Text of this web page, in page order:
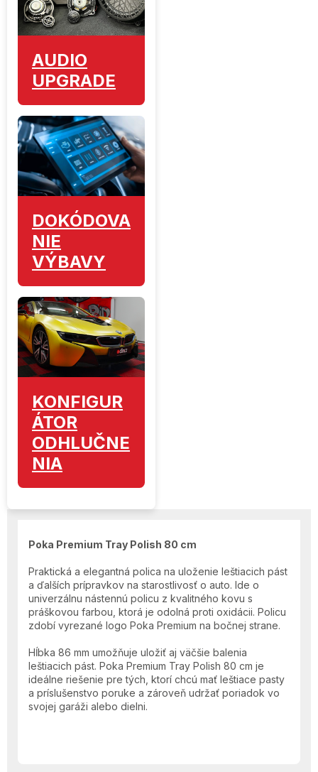
AUDIO
UPGRADE
DOKÓDOVA
NIE
VÝBAVY
KONFIGUR
ÁTOR
ODHLUČNE
NIA
Poka Premium Tray Polish 80 cm
Praktická a elegantná polica na uloženie leštiacich pást
a ďalších prípravkov na starostlivosť o auto. Ide o
univerzálnu nástennú policu z kvalitného kovu s
práškovou farbou, ktorá je odolná proti oxidácii. Policu
zdobí vyrezané logo Poka Premium na bočnej strane.
Hĺbka 86 mm umožňuje uložiť aj väčšie balenia
leštiacich pást. Poka Premium Tray Polish 80 cm je
ideálne riešenie pre tých, ktorí chcú mať leštiace pasty
a príslušenstvo poruke a zároveň udržať poriadok vo
svojej garáži alebo dielni.